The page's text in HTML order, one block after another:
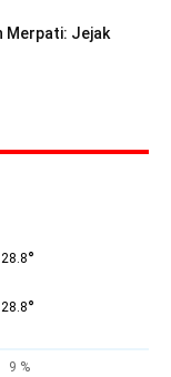
Merpati: Jejak
28.8°
28.8°
9 %